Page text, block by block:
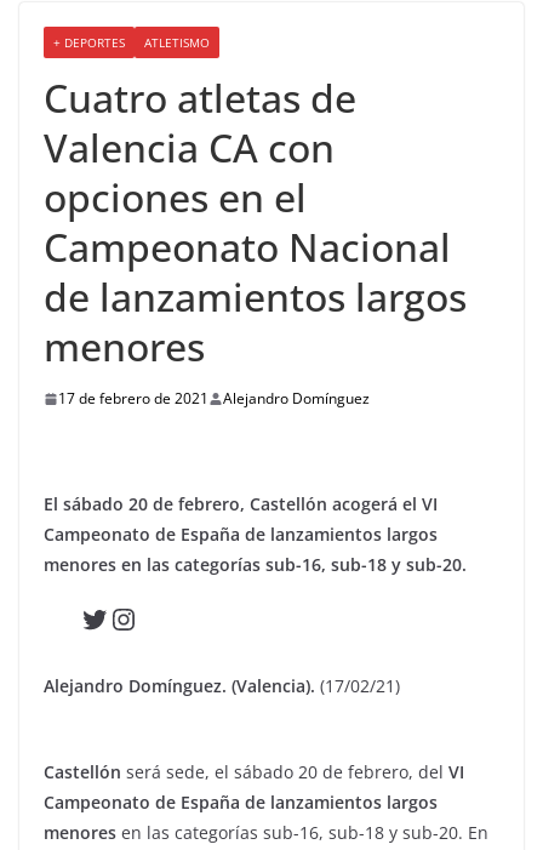
+ DEPORTES ATLETISMO
Cuatro atletas de
Valencia CA con
opciones en el
Campeonato Nacional
de lanzamientos largos
menores
17 de febrero de 2021 Alejandro Domínguez
El sábado 20 de febrero, Castellón acogerá el VI
Campeonato de España de lanzamientos largos
menores en las categorías sub-16, sub-18 y sub-20.
Twitter
Instagram
Alejandro Domínguez. (Valencia). (17/02/21)
Castellón será sede, el sábado 20 de febrero, del VI
Campeonato de España de lanzamientos largos
menores en las categorías sub-16, sub-18 y sub-20. En